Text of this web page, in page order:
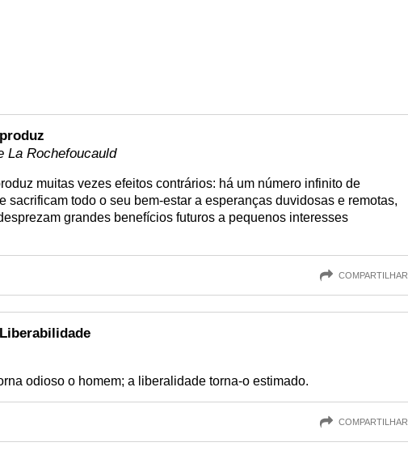
La Rochefoucauld
muitas vezes efeitos contrários: há um número infinito de
sacrificam todo o seu bem-estar a esperanças duvidosas e remotas,
grandes benefícios futuros a pequenos interesses
COMPARTILHAR
odioso o homem; a liberalidade torna-o estimado.
COMPARTILHAR